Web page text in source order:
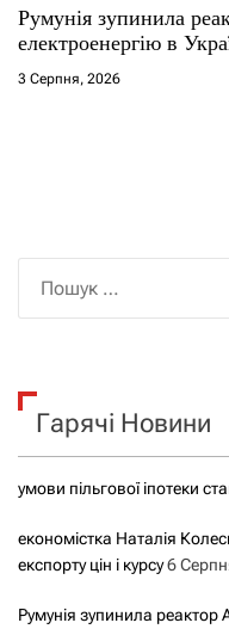
Румунія зупинила
електроенергію в
3 Серпня, 2026
к
Гарячі Новини
умови пільгової іпотеки
економістка Наталія
експорту цін і курсу6
Румунія зупинила реактор